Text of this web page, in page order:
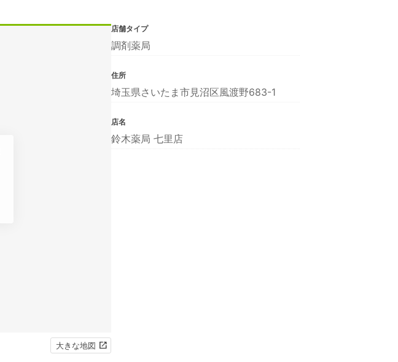
大きな地図
店舗タイプ
調剤薬局
住所
埼玉県さいたま市見沼区風渡野683-1
店名
鈴木薬局 七里店